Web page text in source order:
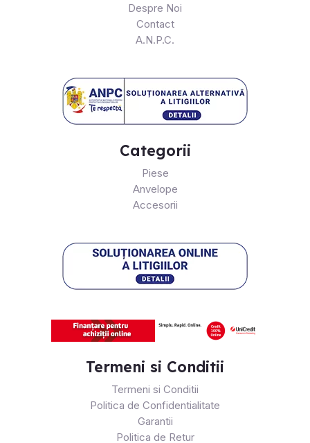
Despre Noi
Contact
A.N.P.C.
Categorii
Piese
Anvelope
Accesorii
Termeni si Conditii
Termeni si Conditii
Politica de Confidentialitate
Garantii
Politica de Retur